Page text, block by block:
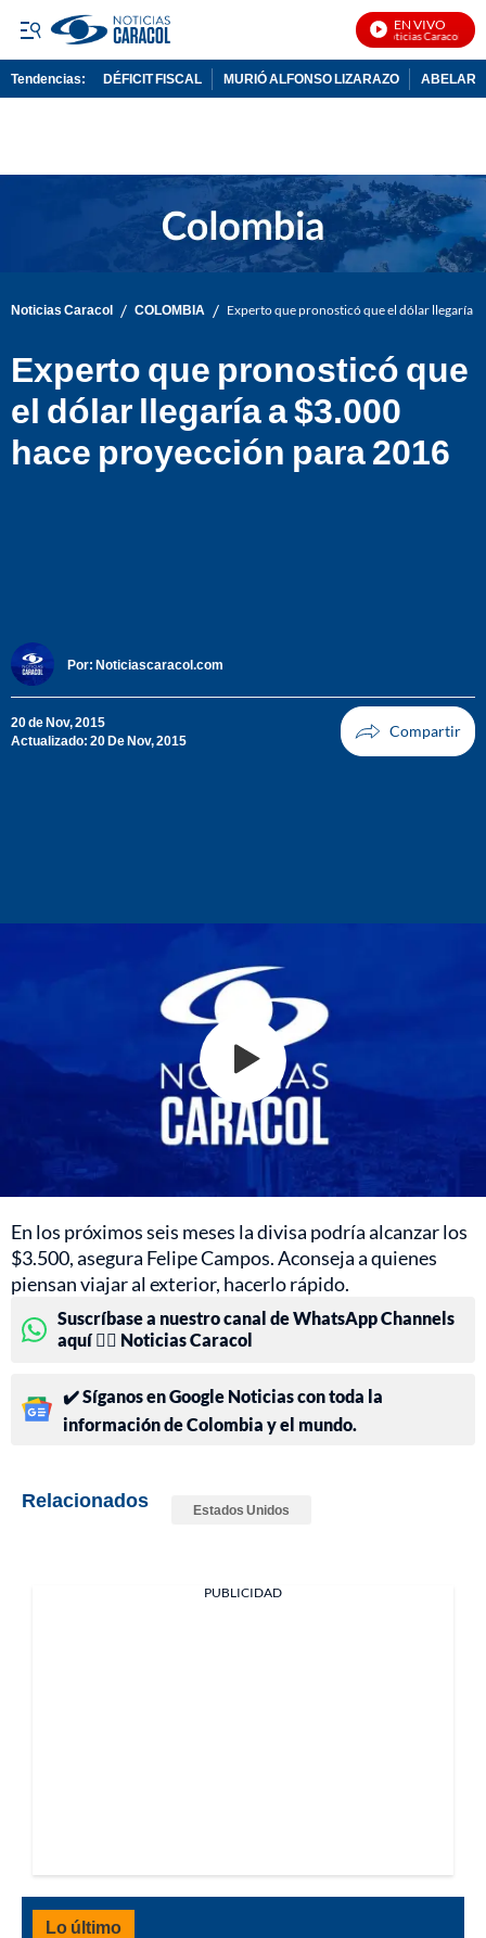
EN VIVO
Noticias Caracol En
Tendencias: DÉFICIT FISCAL MURIÓ ALFONSO LIZARAZO
Noticias Caracol / COLOMBIA / Experto que pronosticó que el dólar llegaría
Experto que pronosticó que
el dólar llegaría a $3.000
hace proyección para 2016
Por: Noticiascaracol.com
20 de Nov, 2015
Actualizado: 20 De Nov, 2015
En los próximos seis meses la divisa podría alcanzar los
$3.500, asegura Felipe Campos. Aconseja a quienes
piensan viajar al exterior, hacerlo rápido.
Suscríbase a nuestro canal de WhatsApp Channels
aquí 👉🏻 Noticias Caracol
✔️ Síganos en Google Noticias con toda la
información de Colombia y el mundo.
Relacionados Estados Unidos
PUBLICIDAD
Lo último